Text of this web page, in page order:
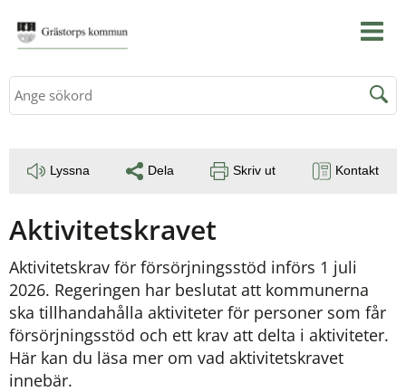
Sök
Lyssna Dela Skriv ut Kontakt
Aktivitetskravet
Aktivitetskrav för försörjningsstöd införs 1 juli
2026. Regeringen har beslutat att kommunerna
ska tillhandahålla aktiviteter för personer som får
försörjningsstöd och ett krav att delta i aktiviteter.
Här kan du läsa mer om vad aktivitetskravet
innebär.